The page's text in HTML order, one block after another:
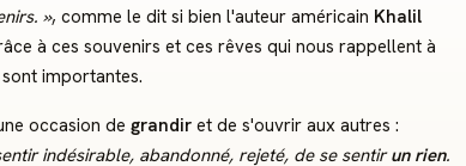
. », comme le dit si bien l'auteur américain Khalil
à ces souvenirs et ces rêves qui nous rappellent à
importantes.
occasion de grandir et de s'ouvrir aux autres :
indésirable, abandonné, rejeté, de se sentirun rien.